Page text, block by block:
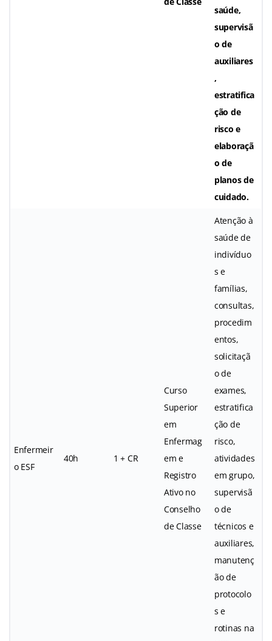
saúde,
supervisã
o de
auxiliares
,
estratifica
ção de
risco e
elaboraçã
o de
planos de
cuidado.
Enfermeir
o ESF
40h 1 + CR
Curso
Superior
em
Enfermag
em e
Registro
Ativo no
Conselho
de Classe
Atenção à
saúde de
indivíduo
s e
famílias,
consultas,
procedim
entos,
solicitaçã
o de
exames,
estratifica
ção de
risco,
atividades
em grupo,
supervisã
o de
técnicos e
auxiliares,
manutenç
ão de
protocolo
s e
rotinas na